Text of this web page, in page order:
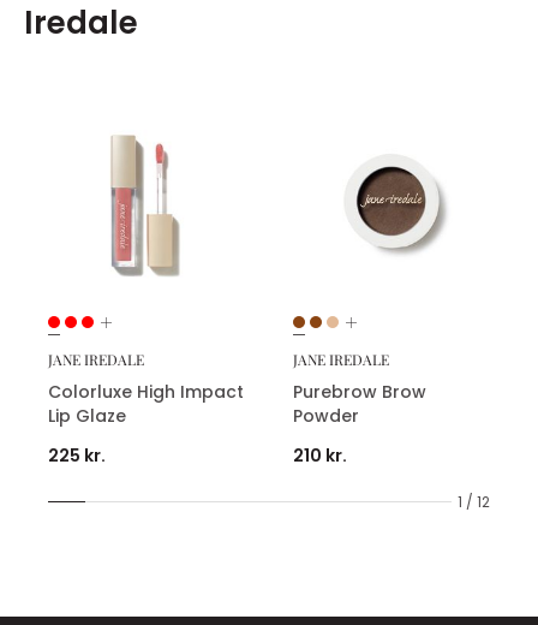
Iredale
1 / 12
JANE IREDALE
Colorluxe High Impact
Lip Glaze
225 kr.
JANE IREDALE
Purebrow Brow
Powder
210 kr.